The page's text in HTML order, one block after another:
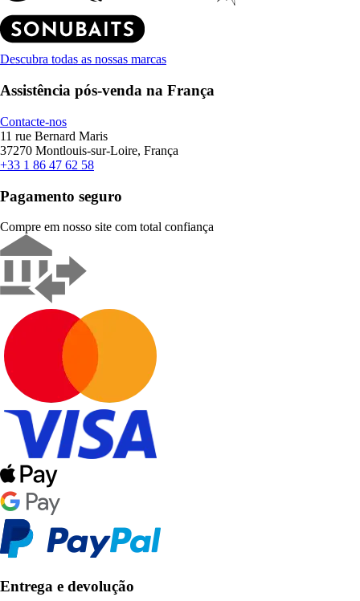
Descubra todas as nossas marcas
Assistência pós-venda na França
Contacte-nos
11 rue Bernard Maris
37270 Montlouis-sur-Loire, França
+33 1 86 47 62 58
Pagamento seguro
Compre em nosso site com total confiança
Entrega e devolução